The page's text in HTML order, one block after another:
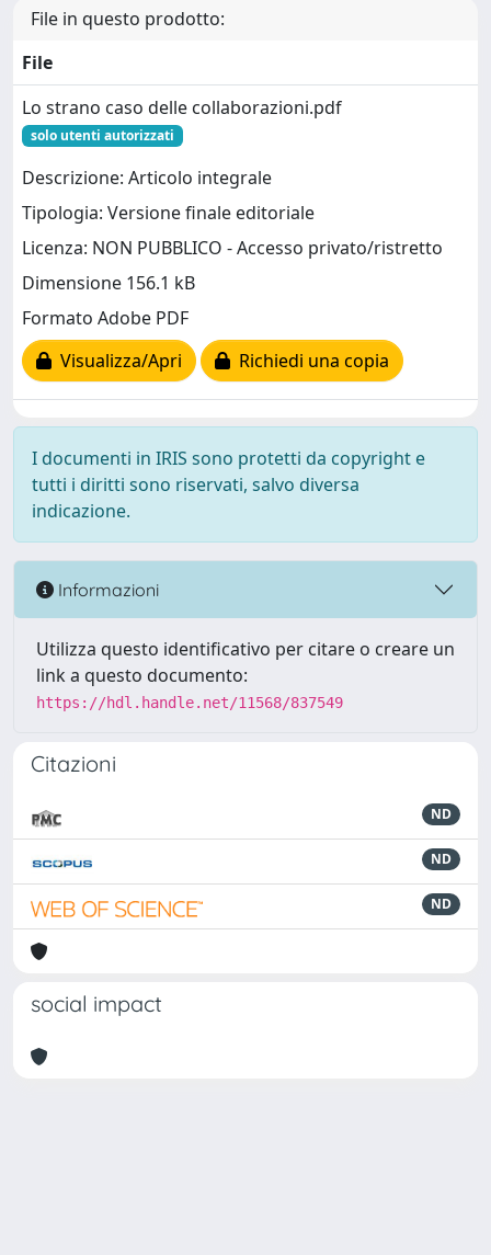
File in questo prodotto:
File
Lo strano caso delle collaborazioni.pdf
solo utenti autorizzati
Descrizione: Articolo integrale
Tipologia: Versione finale editoriale
Licenza: NON PUBBLICO - Accesso privato/ristretto
Dimensione 156.1 kB
Formato Adobe PDF
Visualizza/Apri
Richiedi una copia
I documenti in IRIS sono protetti da copyright e
tutti i diritti sono riservati, salvo diversa
indicazione.
Informazioni
Utilizza questo identificativo per citare o creare un
link a questo documento:
https://hdl.handle.net/11568/837549
Citazioni
ND
ND
ND
social impact